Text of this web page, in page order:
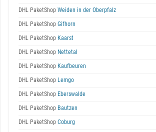
DHL PaketShop Weiden in der Oberpfalz
DHL PaketShop Gifhorn
DHL PaketShop Kaarst
DHL PaketShop Nettetal
DHL PaketShop Kaufbeuren
DHL PaketShop Lemgo
DHL PaketShop Eberswalde
DHL PaketShop Bautzen
DHL PaketShop Coburg